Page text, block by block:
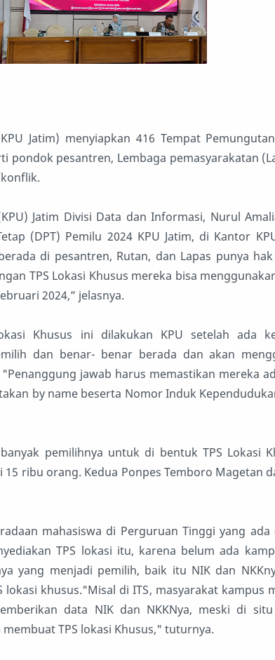
Jatim) menyiapkan 416 Tempat
pondok pesantren, Lembaga pemasyarakatan
Jatim Divisi Data dan Informasi, Nurul
(DPT) Pemilu 2024 KPU Jatim, di Kantor
di pesantren, Rutan, dan Lapas punya
TPS Lokasi Khusus mereka bisa
2024,” jelasnya.
Khusus ini dilakukan KPU setelah ada
dan benar- benar berada dan akan
jawab harus memastikan mereka
by name beserta Nomor Induk
pemilihnya untuk di bentuk TPS Lokasi
ribu orang. Kedua Ponpes Temboro Magetan
mahasiswa di Perguruan Tinggi yang ada
TPS lokasi itu, karena belum ada
yang menjadi pemilih, baik itu NIK dan
khusus."Misal di ITS, masyarakat kampus
data NIK dan NKKNya, meski di
TPS lokasi Khusus," tuturnya.